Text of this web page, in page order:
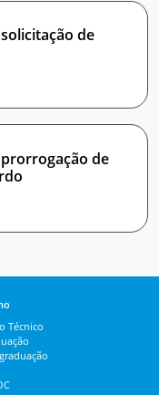
de
prorrogação de
Técnico